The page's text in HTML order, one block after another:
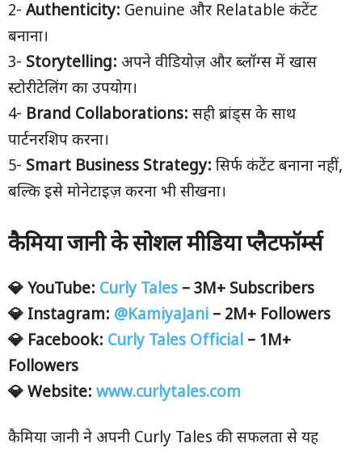
2️- Authenticity: Genuine और Relatable कंटेंट
बनाना।
3️- Storytelling: अपने वीडियोज़ और ब्लॉग्स में खास
स्टोरीटेलिंग का उपयोग।
4️- Brand Collaborations: सही ब्रांड्स के साथ
पार्टनरशिप करना।
5️- Smart Business Strategy: सिर्फ कंटेंट बनाना नहीं,
बल्कि इसे मोनेटाइज़ करना भी सीखना।
कैमिया जानी के सोशल मीडिया प्लैटफॉर्म्स
💎 YouTube: Curly Tales – 3M+ Subscribers
💎 Instagram: @KamiyaJani – 2M+ Followers
💎 Facebook: Curly Tales Official – 1M+
Followers
💎 Website: www.curlytales.com
कैमिया जानी ने अपनी Curly Tales की सफलता से यह